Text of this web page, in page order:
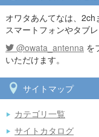
オワタあんてなは、2ch
スマートフォンやタブ
@owata_antenna を
いただけます。
サイトマップ
カテゴリ一覧
サイトカタログ